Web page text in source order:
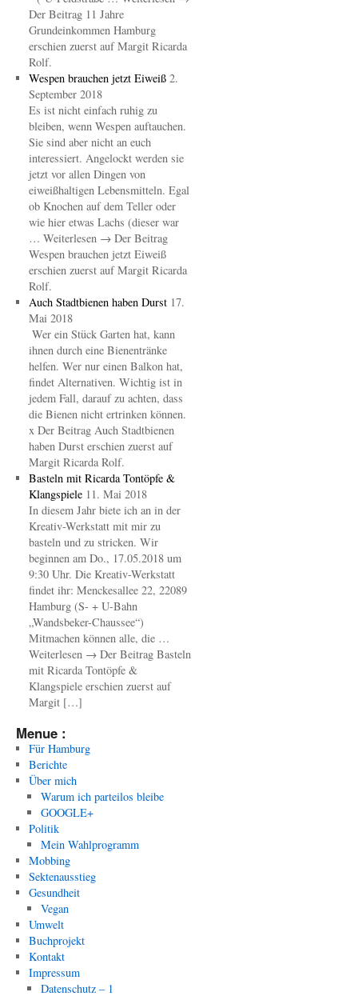
Der Beitrag 11 Jahre
Grundeinkommen Hamburg
erschien zuerst auf Margit Ricarda
Rolf.
Wespen brauchen jetzt Eiweiß 2.
September 2018
Es ist nicht einfach ruhig zu
bleiben, wenn Wespen auftauchen.
Sie sind aber nicht an euch
interessiert. Angelockt werden sie
jetzt vor allen Dingen von
eiweißhaltigen Lebensmitteln. Egal
ob Knochen auf dem Teller oder
wie hier etwas Lachs (dieser war
… Weiterlesen → Der Beitrag
Wespen brauchen jetzt Eiweiß
erschien zuerst auf Margit Ricarda
Rolf.
Auch Stadtbienen haben Durst 17.
Mai 2018
Wer ein Stück Garten hat, kann
ihnen durch eine Bienentränke
helfen. Wer nur einen Balkon hat,
findet Alternativen. Wichtig ist in
jedem Fall, darauf zu achten, dass
die Bienen nicht ertrinken können.
x Der Beitrag Auch Stadtbienen
haben Durst erschien zuerst auf
Margit Ricarda Rolf.
Basteln mit Ricarda Tontöpfe &
Klangspiele 11. Mai 2018
In diesem Jahr biete ich an in der
Kreativ-Werkstatt mit mir zu
basteln und zu stricken. Wir
beginnen am Do., 17.05.2018 um
9:30 Uhr. Die Kreativ-Werkstatt
findet ihr: Menckesallee 22, 22089
Hamburg (S- + U-Bahn
„Wandsbeker-Chaussee“)
Mitmachen können alle, die …
Weiterlesen → Der Beitrag Basteln
mit Ricarda Tontöpfe &
Klangspiele erschien zuerst auf
Margit […]
Menue :
Für Hamburg
Berichte
Über mich
Warum ich parteilos bleibe
GOOGLE+
Politik
Mein Wahlprogramm
Mobbing
Sektenausstieg
Gesundheit
Vegan
Umwelt
Buchprojekt
Kontakt
Impressum
Datenschutz – 1